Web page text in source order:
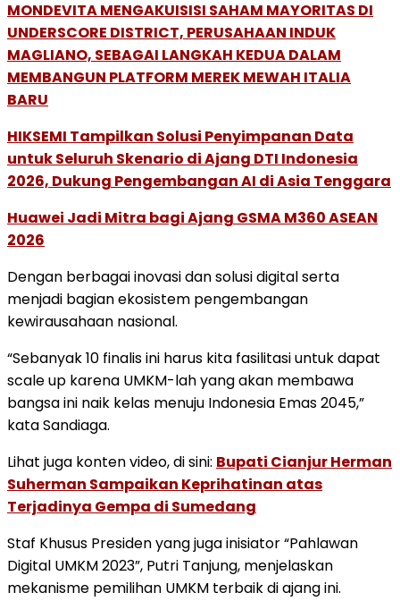
MONDEVITA MENGAKUISISI SAHAM MAYORITAS DI
UNDERSCORE DISTRICT, PERUSAHAAN INDUK
MAGLIANO, SEBAGAI LANGKAH KEDUA DALAM
MEMBANGUN PLATFORM MEREK MEWAH ITALIA
BARU
HIKSEMI Tampilkan Solusi Penyimpanan Data
untuk Seluruh Skenario di Ajang DTI Indonesia
2026, Dukung Pengembangan AI di Asia Tenggara
Huawei Jadi Mitra bagi Ajang GSMA M360 ASEAN
2026
Dengan berbagai inovasi dan solusi digital serta
menjadi bagian ekosistem pengembangan
kewirausahaan nasional.
“Sebanyak 10 finalis ini harus kita fasilitasi untuk dapat
scale up karena UMKM-lah yang akan membawa
bangsa ini naik kelas menuju Indonesia Emas 2045,”
kata Sandiaga.
Lihat juga konten video, di sini: Bupati Cianjur Herman
Suherman Sampaikan Keprihatinan atas
Terjadinya Gempa di Sumedang
Staf Khusus Presiden yang juga inisiator “Pahlawan
Digital UMKM 2023”, Putri Tanjung, menjelaskan
mekanisme pemilihan UMKM terbaik di ajang ini.